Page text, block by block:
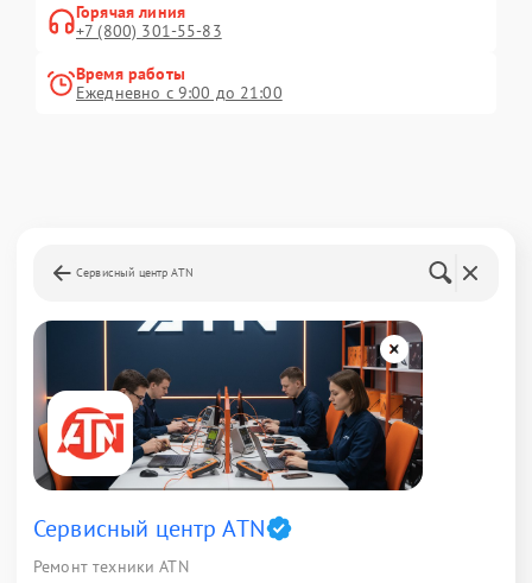
Горячая линия
+7 (800) 301-55-83
Время работы
Ежедневно с 9:00 до 21:00
Сервисный центр ATN
Сервисный центр ATN
Ремонт техники ATN